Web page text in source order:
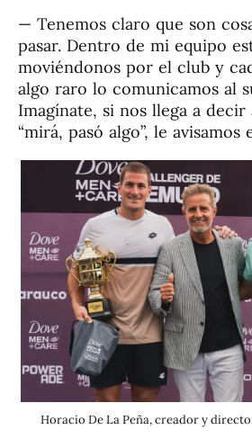
— Tenemos claro que son
pasar. Dentro de mi equipo
moviéndonos por el club y
algo raro lo comunicamos al
Imagínate, si nos llega a
“mirá, pasó algo”, le avisamos
Horacio De La Peña, creador y